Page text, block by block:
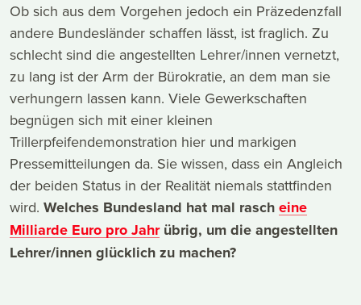
Ob sich aus dem Vorgehen jedoch ein Präzedenzfall
andere Bundesländer schaffen lässt, ist fraglich. Zu
schlecht sind die angestellten Lehrer/innen vernetzt,
zu lang ist der Arm der Bürokratie, an dem man sie
verhungern lassen kann. Viele Gewerkschaften
begnügen sich mit einer kleinen
Trillerpfeifendemonstration hier und markigen
Pressemitteilungen da. Sie wissen, dass ein Angleich
der beiden Status in der Realität niemals stattfinden
wird. Welches Bundesland hat mal rascheine
Milliarde Euro pro Jahrübrig, um die angestellten
Lehrer/innen glücklich zu machen?